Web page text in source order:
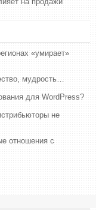
«умирает»
мудрость…
для WordPress?
не
отношения с